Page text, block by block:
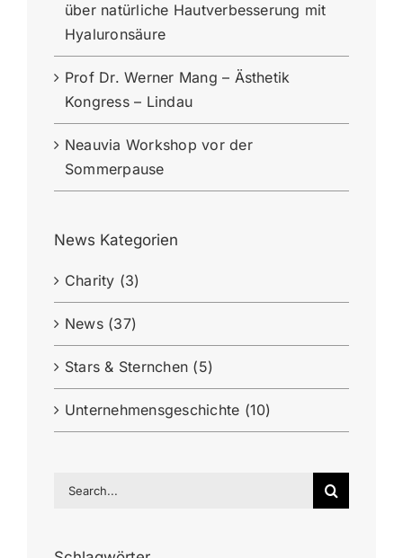
über natürliche Hautverbesserung mit
Hyaluronsäure
Prof Dr. Werner Mang – Ästhetik
Kongress – Lindau
Neauvia Workshop vor der
Sommerpause
News Kategorien
Charity (3)
News (37)
Stars & Sternchen (5)
Unternehmensgeschichte (10)
Search